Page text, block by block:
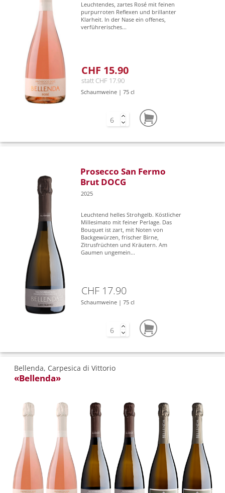
Leuchtendes, zartes Rosé mit feinen
purpurroten Reflexen und brillanter
Klarheit. In der Nase ein offenes,
verführerisches...
CHF 15.90
statt CHF 17.90
Schaumweine | 75 cl
Prosecco San Fermo
Brut DOCG
2025
Leuchtend helles Strohgelb. Köstlicher
Millesimato mit feiner Perlage. Das
Bouquet ist zart, mit Noten von
Backgewürzen, frischer Birne,
Zitrusfrüchten und Kräutern. Am
Gaumen ungemein...
CHF 17.90
Schaumweine | 75 cl
Bellenda, Carpesica di Vittorio
«Bellenda»